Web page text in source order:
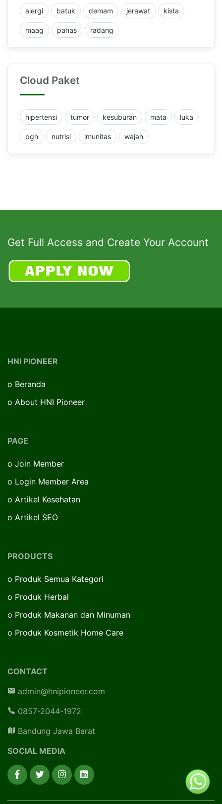
alergi batuk demam jerawat kista
maag panas radang
Cloud Paket
hipertensi tumor kesuburan mata luka
pgh nutrisi imunitas wajah
Get Full Access and Create Your Account
HNI PIONEER
o Beranda
o About HNI Pioneer
PAGE
o Join Member
o Login Member Area
o Artikel Kesehatan
o Artikel SEO
PRODUCTS
o Produk Semua Kategori
o Produk Herbal
o Produk Makanan dan Minuman
o Produk Kosmetik Home Care
CONTACT
admin@hnipioneer.com
0857-2044-1972
Bandung Jawa Barat
SOCIAL MEDIA